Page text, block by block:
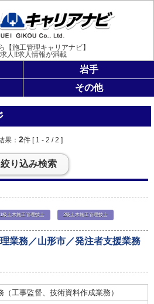
【施工管理キャリアナビ】
人!!求人情報が満載
岩手
その他
果： 2件 [ 1 - 2 / 2 ]
絞り込み検索
1級土木施工管理技士 2級土木施工管理技士
業務／山形市／発注者支援業務
（工事監督、技術資料作成業務）